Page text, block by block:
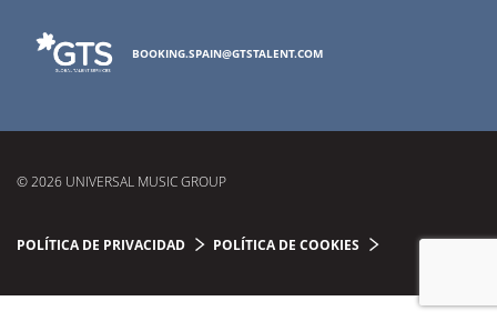
BOOKING.SPAIN@GTSTALENT.COM
© 2026 UNIVERSAL MUSIC GROUP
POLÍTICA DE PRIVACIDAD POLÍTICA DE COOKIES